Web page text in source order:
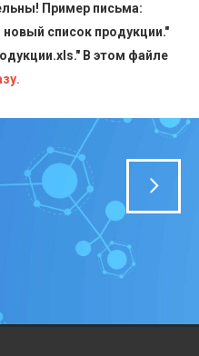
Пример письма:
список продукции."
В этом файле